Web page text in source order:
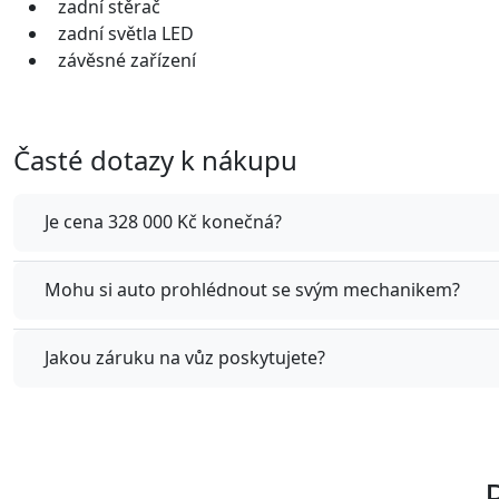
zadní stěrač
zadní světla LED
závěsné zařízení
Časté dotazy k nákupu
Je cena 328 000 Kč konečná?
Mohu si auto prohlédnout se svým mechanikem?
Jakou záruku na vůz poskytujete?